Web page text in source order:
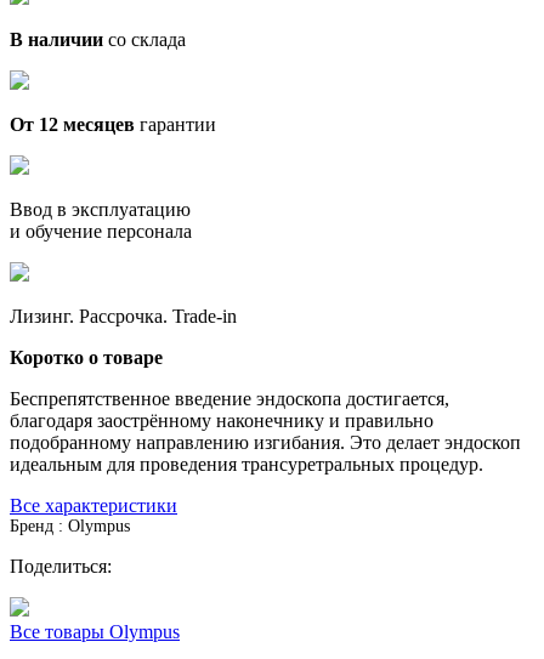
В наличии со склада
От 12 месяцев гарантии
Ввод в эксплуатацию
и обучение персонала
Лизинг. Рассрочка. Trade-in
Коротко о товаре
Беспрепятственное введение эндоскопа достигается,
благодаря заострённому наконечнику и правильно
подобранному направлению изгибания. Это делает эндоскоп
идеальным для проведения трансуретральных процедур.
Все характеристики
Бренд : Olympus
Поделиться:
Все товары Olympus